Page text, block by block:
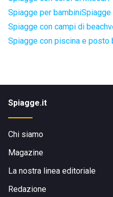
Spiagge per bambiniSpiagge
Spiagge con campi di
Spiagge con piscina e posto
Spiagge.it
Chi siamo
Magazine
La nostra linea editoriale
Redazione